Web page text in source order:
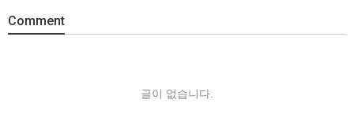
Comment
글이 없습니다.